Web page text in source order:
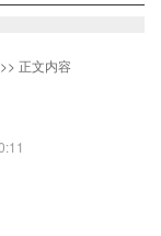
>> 正文内容